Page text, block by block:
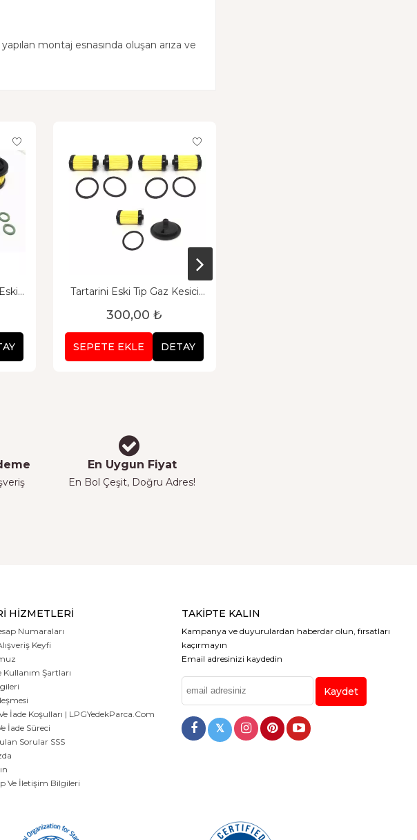
montaj esnasında oluşan arıza ve
Tartarini Eski Tip Gaz Kesici
300,00 ₺
SEPETE EKLE DETAY
En Uygun Fiyat
En Bol Çeşit, Doğru Adres!
HIZMETLERI
Numaraları
Keyfi
Şartları
İade Koşulları | LPGYedekParca.com
İade Süreci
Sorular SSS
Ve İletişim Bilgileri
TAKIPTE KALIN
Kampanya ve duyurulardan haberdar olun, fırsatları
kaçırmayın
Email adresinizi kaydedin
Kaydet
𝕏